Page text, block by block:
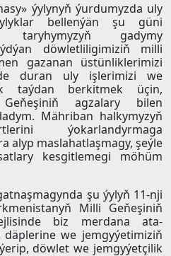
ýylynyň ýurdumyzda uly
bellenýän şu güni
taryhymyzyň gadymy
döwletliligimiziň milli
gazanan üstünliklerimizi
duran uly işlerimizi we
taýdan berkitmek üçin,
agzalary bilen
Mähriban halkymyzyň
ýokarlandyrmaga
alyp maslahatlaşmagy, şeýle
kesgitlemegi möhüm
şu ýylyň 11-nji
Milli Geňeşiniň
biz merdana ata-
we jemgyýetimiziň
döwlet we jemgyýetçilik